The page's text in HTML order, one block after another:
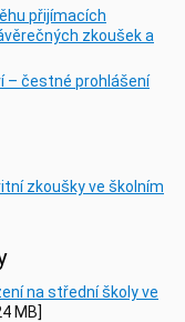
přijímacích
zkoušek a
– čestné prohlášení
zkoušky ve školním
na střední školy ve
MB]